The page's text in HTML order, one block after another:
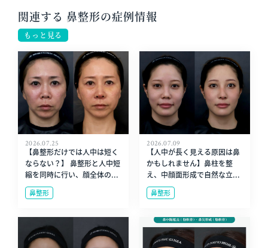
関連する 鼻整形の症例情報
もっと見る
2026.07.25
【鼻整形だけでは人中は短く
ならない？】 鼻整形と人中短
縮を同時に行い、顔全体の...
鼻整形
2026.07.09
【人中が長く見える原因は鼻
かもしれません】鼻柱を整
え、中顔面形成で自然な立...
鼻整形